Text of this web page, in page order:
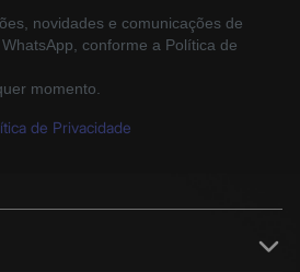
novidades e comunicações de
conforme a Política de
momento.
de Privacidade